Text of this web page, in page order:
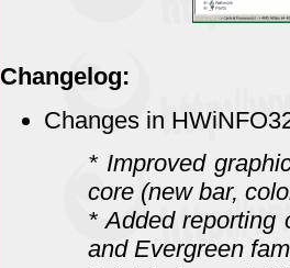
Changelog:
Changes in
* Improved
core (new bar,
* Added reporting
and Evergreen